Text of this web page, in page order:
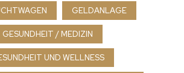
GELDANLAGE
GESUNDHEIT / MEDIZIN
UND WELLNESS